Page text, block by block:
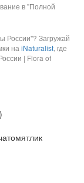
в "Полной
России"? Загружай
на iNaturalist, где
| Flora of